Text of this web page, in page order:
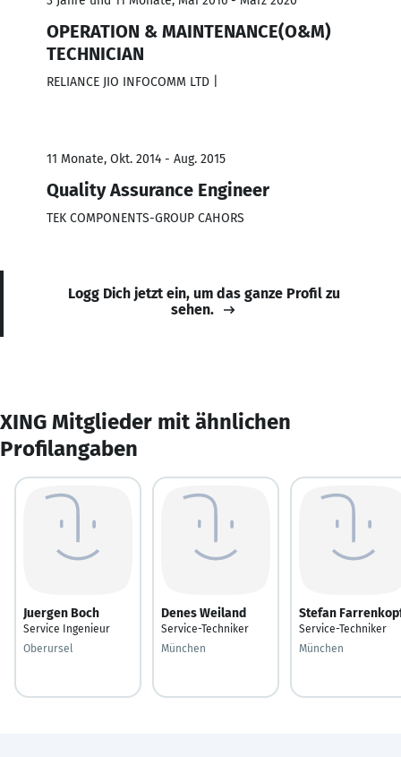
OPERATION & MAINTENANCE(O&M)
TECHNICIAN
RELIANCE JIO INFOCOMM LTD |
11 Monate, Okt. 2014 - Aug. 2015
Quality Assurance Engineer
TEK COMPONENTS-GROUP CAHORS
Logg Dich jetzt ein, um das ganze Profil zu
sehen.
XING Mitglieder mit ähnlichen
Profilangaben
Juergen Boch
Service Ingenieur
Oberursel
Denes Weiland
Service-Techniker
München
Stefan
Service-Techniker
München